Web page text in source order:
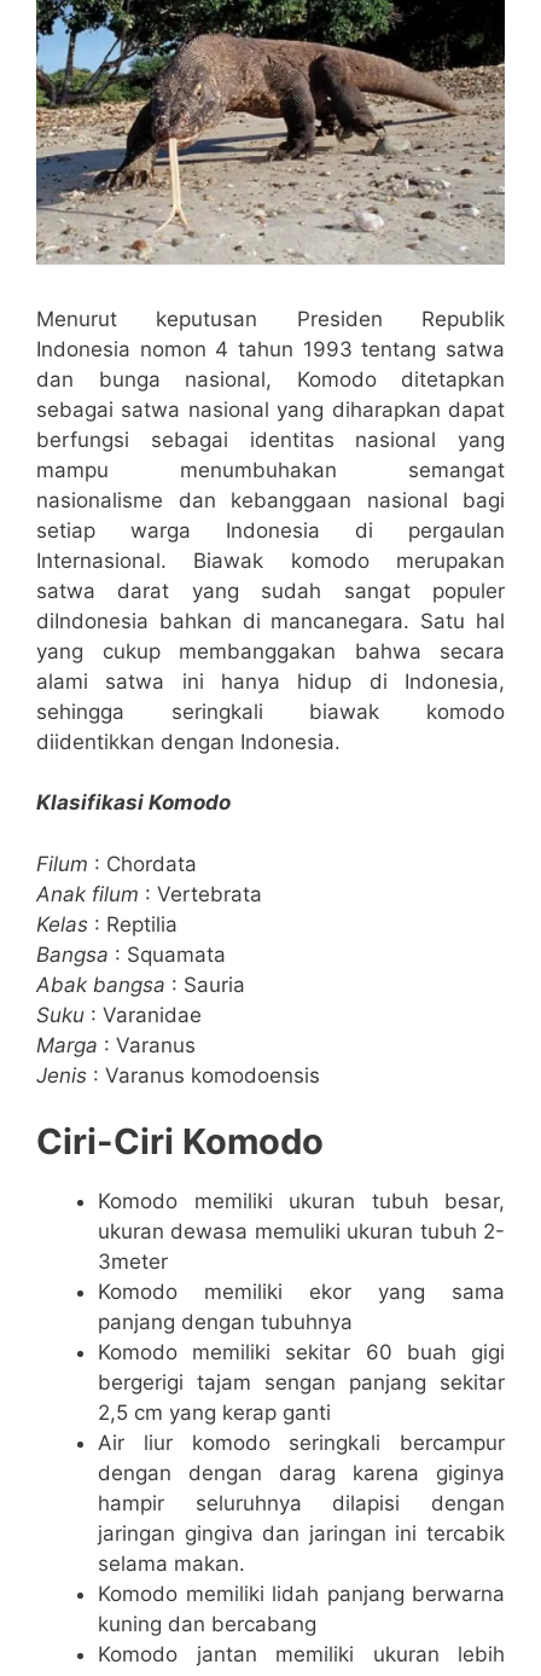
Menurut keputusan Presiden Republik
Indonesia nomon 4 tahun 1993 tentang satwa
dan bunga nasional, Komodo ditetapkan
sebagai satwa nasional yang diharapkan dapat
berfungsi sebagai identitas nasional yang
mampu menumbuhakan semangat
nasionalisme dan kebanggaan nasional bagi
setiap warga Indonesia di pergaulan
Internasional. Biawak komodo merupakan
satwa darat yang sudah sangat populer
diIndonesia bahkan di mancanegara. Satu hal
yang cukup membanggakan bahwa secara
alami satwa ini hanya hidup di Indonesia,
sehingga seringkali biawak komodo
diidentikkan dengan Indonesia.
Klasifikasi Komodo
Filum : Chordata
Anak filum : Vertebrata
Kelas : Reptilia
Bangsa : Squamata
Abak bangsa : Sauria
Suku : Varanidae
Marga : Varanus
Jenis : Varanus komodoensis
Ciri-Ciri Komodo
Komodo memiliki ukuran tubuh besar,
ukuran dewasa memuliki ukuran tubuh 2-
3meter
Komodo memiliki ekor yang sama
panjang dengan tubuhnya
Komodo memiliki sekitar 60 buah gigi
bergerigi tajam sengan panjang sekitar
2,5 cm yang kerap ganti
Air liur komodo seringkali bercampur
dengan dengan darag karena giginya
hampir seluruhnya dilapisi dengan
jaringan gingiva dan jaringan ini tercabik
selama makan.
Komodo memiliki lidah panjang berwarna
kuning dan bercabang
Komodo jantan memiliki ukuran lebih